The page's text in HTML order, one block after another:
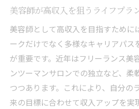
美容師が高収入を狙うライフプラ
美容師として高収入を目指すために
ークだけでなく多様なキャリアパス
が重要です。近年はフリーランス美
ンツーマンサロンでの独立など、柔
つつあります。これにより、自分の
来の目標に合わせて収入アップを実